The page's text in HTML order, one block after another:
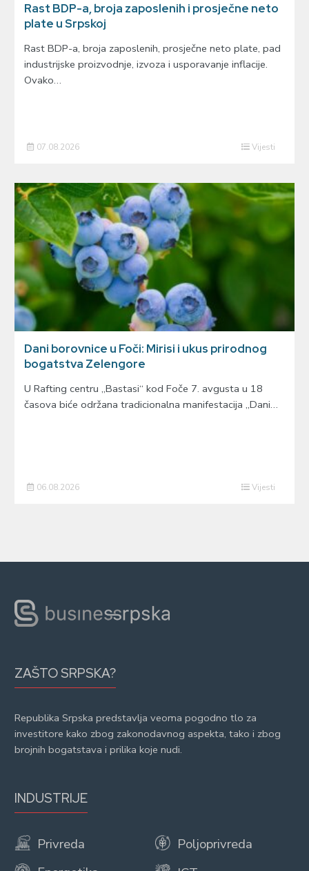
Rast BDP-a, broja zaposlenih i prosječne neto
plate u Srpskoj
Rast BDP-a, broja zaposlenih, prosječne neto plate, pad
industrijske proizvodnje, izvoza i usporavanje inflacije.
Ovako…
07.08.2026 Vijesti
Dani borovnice u Foči: Mirisi i ukus prirodnog
bogatstva Zelengore
U Rafting centru „Bastasi“ kod Foče 7. avgusta u 18
časova biće održana tradicionalna manifestacija „Dani…
06.08.2026 Vijesti
ZAŠTO SRPSKA?
Republika Srpska predstavlja veoma pogodno tlo za
investitore kako zbog zakonodavnog aspekta, tako i zbog
brojnih bogatstava i prilika koje nudi.
INDUSTRIJE
Privreda
Poljoprivreda